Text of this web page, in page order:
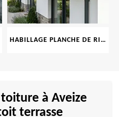
HABILLAGE PLANCHE DE RIVE 69
à Aveize
terrasse